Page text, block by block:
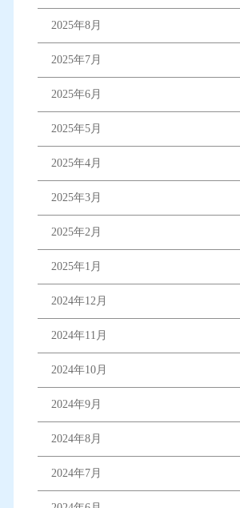
2025年8月
2025年7月
2025年6月
2025年5月
2025年4月
2025年3月
2025年2月
2025年1月
2024年12月
2024年11月
2024年10月
2024年9月
2024年8月
2024年7月